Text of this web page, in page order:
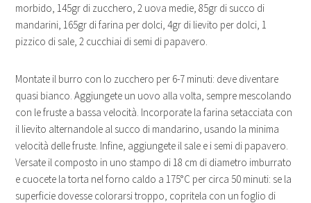
morbido, 145gr di zucchero, 2 uova medie, 85gr di succo di
mandarini, 165gr di farina per dolci, 4gr di lievito per dolci, 1
pizzico di sale, 2 cucchiai di semi di papavero.
Montate il burro con lo zucchero per 6-7 minuti: deve diventare
quasi bianco. Aggiungete un uovo alla volta, sempre mescolando
con le fruste a bassa velocità. Incorporate la farina setacciata con
il lievito alternandole al succo di mandarino, usando la minima
velocità delle fruste. Infine, aggiungete il sale e i semi di papavero.
Versate il composto in uno stampo di 18 cm di diametro imburrato
e cuocete la torta nel forno caldo a 175°C per circa 50 minuti: se la
superficie dovesse colorarsi troppo, copritela con un foglio di